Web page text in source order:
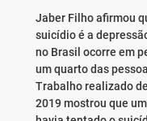
Jaber Filho afirmou
suicídio é a
no Brasil ocorre em
um quarto das
Trabalho realizado
2019 mostrou que